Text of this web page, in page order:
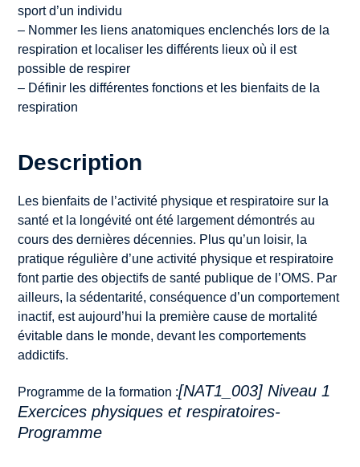
sport d’un individu
– Nommer les liens anatomiques enclenchés lors de la
respiration et localiser les différents lieux où il est
possible de respirer
– Définir les différentes fonctions et les bienfaits de la
respiration
Description
Les bienfaits de l’activité physique et respiratoire sur la
santé et la longévité ont été largement démontrés au
cours des dernières décennies. Plus qu’un loisir, la
pratique régulière d’une activité physique et respiratoire
font partie des objectifs de santé publique de l’OMS. Par
ailleurs, la sédentarité, conséquence d’un comportement
inactif, est aujourd’hui la première cause de mortalité
évitable dans le monde, devant les comportements
addictifs.
Programme de la formation :[NAT1_003] Niveau 1
Exercices physiques et respiratoires-
Programme